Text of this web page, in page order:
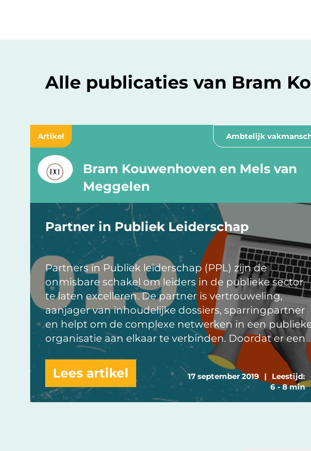
Alle publicaties van Bram
Artikel Ambtelijk
17 september 2019 |
Leestijd:
6 - 8 min
Bram Kouwenhoven en Mels van
Meggelen
Partner in Publiek Leiderschap
Partners in Publiek leiderschap (PPL) zijn de
onmisbare schakel om leiders in de publieke sector
te laten excelleren. De partner is vertrouweling,
aanjager van inhoudelijke dossiers, sparringpartner
en helpt om de complexe netwerken in een
organisatie aan elkaar te verbinden. Doordat er een
Lees artikel